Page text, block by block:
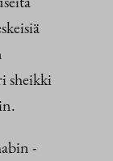
sheikki
-